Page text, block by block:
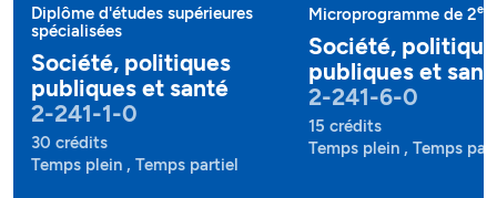
Diplôme d'études supérieures
spécialisées
Société, politiques
publiques et santé
2-241-1-0
30 crédits
Temps plein , Temps partiel
Microprogramme de 2e
Société,
publiques et
2-241-6-0
15 crédits
Temps plein , Temps